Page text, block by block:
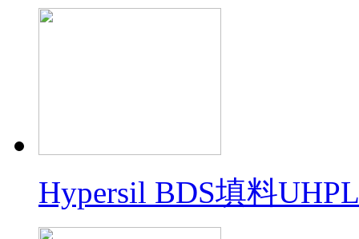
Hypersil BDS填料